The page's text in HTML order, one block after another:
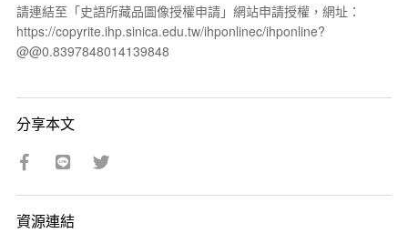
請連結至「史語所藏品圖像授權申請」網站申請授權，網址：
https://copyrite.ihp.sinica.edu.tw/ihponlinec/ihponline?
@@0.8397848014139848
分享本文
資源連結